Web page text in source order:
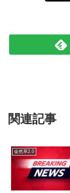
関連記事
徒然草2.0